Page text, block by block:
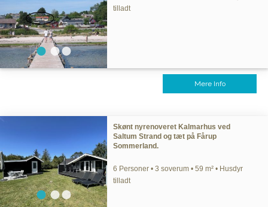
tilladt
Mere Info
Skønt nyrenoveret Kalmarhus ved
Saltum Strand og tæt på Fårup
Sommerland.
6 Personer • 3 soverum • 59 m² • Husdyr
tilladt